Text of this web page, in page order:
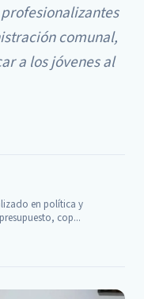
comunal,
a los jóvenes al
en política y
cop...